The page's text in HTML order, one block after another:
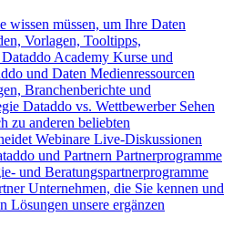
wissen müssen, um Ihre Daten
Vorlagen, Tooltipps,
Dataddo Academy Kurse und
und Daten Medienressourcen
Branchenberichte und
Dataddo vs. Wettbewerber Sehen
zu anderen beliebten
Webinare Live-Diskussionen
und Partnern Partnerprogramme
und Beratungspartnerprogramme
Unternehmen, die Sie kennen und
Lösungen unsere ergänzen